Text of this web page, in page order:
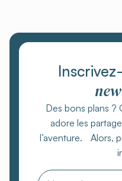
Des bons plans ?
adore les
l’aventure. Alors,
Email